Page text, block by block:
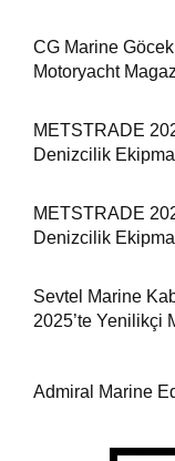
CG Marine
Motoryacht
METSTRADE
Denizcilik
METSTRADE
Denizcilik
Sevtel Marine
2025’te Yenilikçi
Admiral Marine